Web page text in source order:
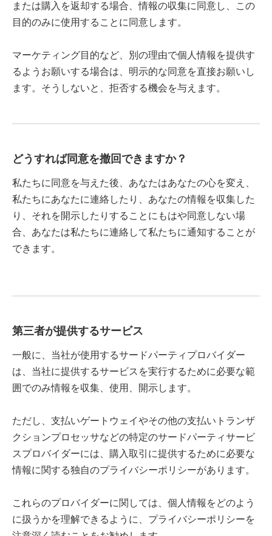
または購入を返却する場合、情報の収集に同意し、この
目的のみに使用することに同意します。
マーケティング目的など、別の理由で個人情報を提供す
るようお願いする場合は、明示的な同意を直接お願いし
ます。そうしないと、拒否する機会を与えます。
どうすれば同意を撤回できますか？
私たちに同意を与えた後、あなたはあなたの心を変え、
私たちにあなたに連絡したり、あなたの情報を収集した
り、それを開示したりすることにもはや同意しない場
合、あなたは私たちに連絡して私たちに通知することが
できます。
第三者が提供するサービス
一般に、当社が使用するサードパーティプロバイダー
は、当社に提供するサービスを実行するために必要な範
囲でのみ情報を収集、使用、開示します。
ただし、支払いゲートウェイやその他の支払いトランザ
クションプロセッサなどの特定のサードパーティサービ
スプロバイダーには、購入取引に提供するために必要な
情報に関する独自のプライバシーポリシーがあります。
これらのプロバイダーに関しては、個人情報をどのよう
に扱うかを理解できるように、プライバシーポリシーを